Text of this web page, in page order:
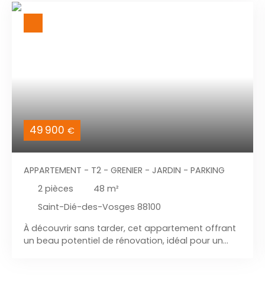
49 900 €
APPARTEMENT - T2 - GRENIER - JARDIN - PARKING
2 pièces 48 m²
Saint-Dié-des-Vosges 88100
À découvrir sans tarder, cet appartement offrant
un beau potentiel de rénovation, idéal pour un